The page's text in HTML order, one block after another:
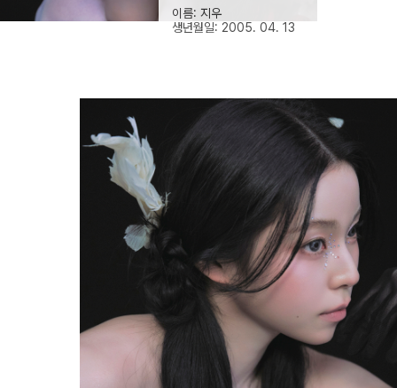
이름: 지우
생년월일: 2005. 04. 13